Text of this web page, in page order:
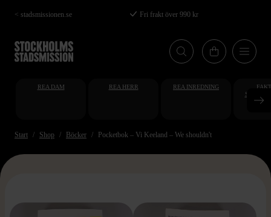
Hoppa
till
huvudinnehåll
< stadsmissionen.se Fri frakt över 990 kr
REA DAM REA HERR REA INREDNING
Start Shop Böcker Pocketbok – Vi Keeland – We shouldn't
>